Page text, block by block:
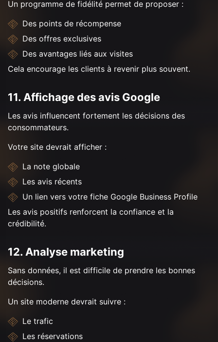
Un programme de fidélité permet de proposer :
Des points de récompense
Des offres exclusives
Des avantages liés aux visites
Cela encourage les clients à revenir plus souvent.
11. Affichage des avis Google
Les avis influencent fortement les décisions des
consommateurs.
Votre site devrait afficher :
La note globale
Les avis récents
Un lien vers votre fiche Google Business Profile
Les avis positifs renforcent la confiance et la
crédibilité.
12. Analyse marketing
Sans données, il est difficile de prendre les bonnes
décisions.
Un site moderne devrait suivre :
Le trafic
Les réservations